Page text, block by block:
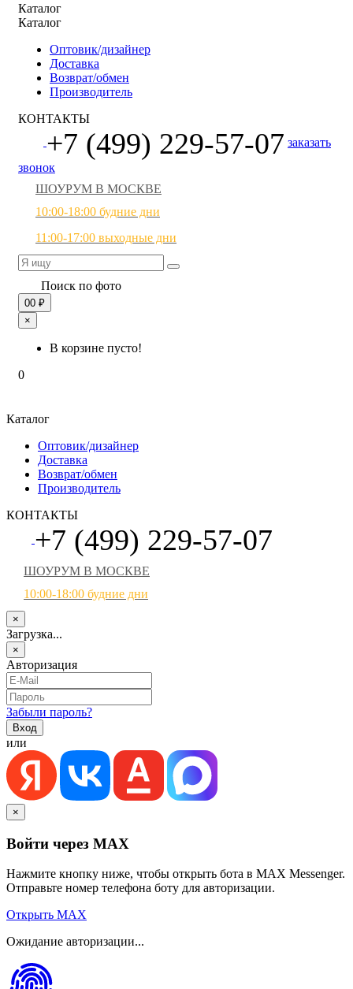
Каталог
Каталог
Оптовик/дизайнер
Доставка
Возврат/обмен
Производитель
КОНТАКТЫ
+7 (499) 229-57-07 заказать
звонок
ШОУРУМ В МОСКВЕ
10:00-18:00 будние дни
11:00-17:00 выходные дни
Поиск по фото
00 ₽
×
В корзине пусто!
0
Каталог
Оптовик/дизайнер
Доставка
Возврат/обмен
Производитель
КОНТАКТЫ
+7 (499) 229-57-07
ШОУРУМ В МОСКВЕ
10:00-18:00 будние дни
×
Загрузка...
×
Авторизация
Забыли пароль?
или
×
Войти через MAX
Нажмите кнопку ниже, чтобы открыть бота в MAX Messenger.
Отправьте номер телефона боту для авторизации.
Открыть MAX
Ожидание авторизации...